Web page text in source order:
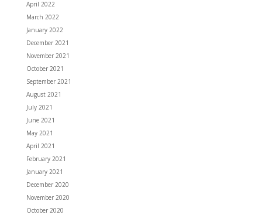
April 2022
March 2022
January 2022
December 2021
November 2021
October 2021
September 2021
August 2021
July 2021
June 2021
May 2021
April 2021
February 2021
January 2021
December 2020
November 2020
October 2020